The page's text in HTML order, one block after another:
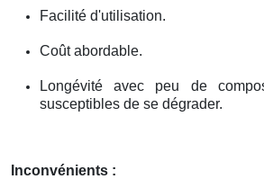
Facilité d'utilisation.
Coût abordable.
Longévité avec peu de
susceptibles de se dégrader.
Inconvénients :